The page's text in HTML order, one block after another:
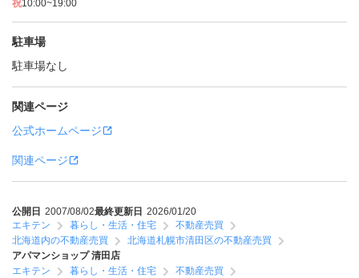
祝10:00~19:00
駐車場
駐車場なし
関連ページ
公式ホームページ
関連ページ
公開日 2007/08/02最終更新日 2026/01/20
エキテン
暮らし・生活・住宅
不動産売買
北海道内の不動産売買
北海道札幌市清田区の不動産売買
アパマンショップ 清田店
エキテン
暮らし・生活・住宅
不動産売買